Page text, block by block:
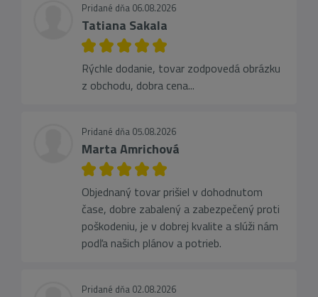
Pridané dňa 06.08.2026
Tatiana Sakala
Rýchle dodanie, tovar zodpovedá obrázku
z obchodu, dobra cena...
Pridané dňa 05.08.2026
Marta Amrichová
Objednaný tovar prišiel v dohodnutom
čase, dobre zabalený a zabezpečený proti
poškodeniu, je v dobrej kvalite a slúži nám
podľa našich plánov a potrieb.
Pridané dňa 02.08.2026